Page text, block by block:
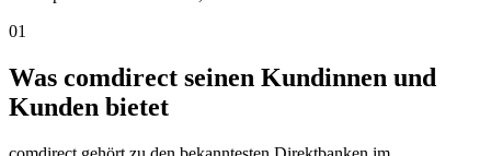
01
Was comdirect seinen Kundinnen und
Kunden bietet